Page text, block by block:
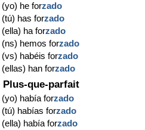
(yo) he forzado
(tú) has forzado
(ella) ha forzado
(ns) hemos forzado
(vs) habéis forzado
(ellas) han forzado
Plus-que-parfait
(yo) había forzado
(tú) habías forzado
(ella) había forzado